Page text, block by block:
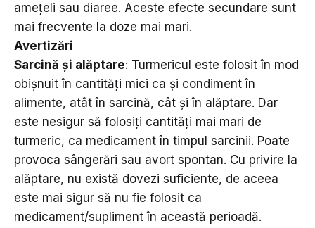
amețeli sau diaree. Aceste efecte secundare sunt
mai frecvente la doze mai mari.
Avertizări
Sarcină și alăptare: Turmericul este folosit în mod
obișnuit în cantități mici ca și condiment în
alimente, atât în sarcină, cât și în alăptare. Dar
este nesigur să folosiți cantități mai mari de
turmeric, ca medicament în timpul sarcinii. Poate
provoca sângerări sau avort spontan. Cu privire la
alăptare, nu există dovezi suficiente, de aceea
este mai sigur să nu fie folosit ca
medicament/supliment în această perioadă.